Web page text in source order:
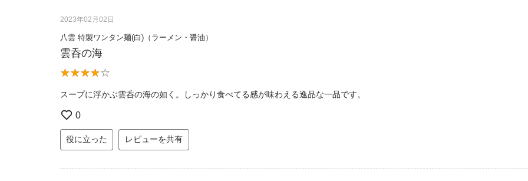
2023年02月02日
八雲 特製ワンタン麺(白)（ラーメン・醤油）
雲呑の海
スープに浮かぶ雲呑の海の如く。しっかり食べてる感が味わえる逸品な一品です。
0
役に立った レビューを共有